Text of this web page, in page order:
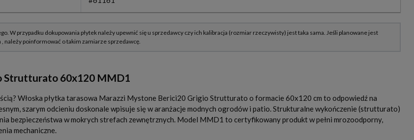
Strutturato 60x120 MMD1
Włoska płytka tarasowa Marazzi Mystone Berici20 Grigio Strutturato o formacie 60x120 cm to odpowiedź na
szarym odcieniu doskonale wpisuje się w aranżacje modnych ogrodów i patio. Strukturalne wykończenie (strutturato)
bezpieczeństwa w mokrych strefach zewnętrznych. Model MMD1 to certyfikowany produkt w pełni mrozoodporny,
mechaniczne.